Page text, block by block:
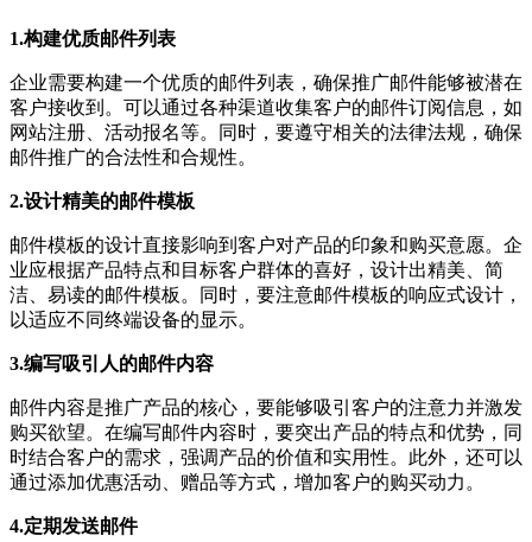
1.构建优质邮件列表
企业需要构建一个优质的邮件列表，确保推广邮件能够被潜在
客户接收到。可以通过各种渠道收集客户的邮件订阅信息，如
网站注册、活动报名等。同时，要遵守相关的法律法规，确保
邮件推广的合法性和合规性。
2.设计精美的邮件模板
邮件模板的设计直接影响到客户对产品的印象和购买意愿。企
业应根据产品特点和目标客户群体的喜好，设计出精美、简
洁、易读的邮件模板。同时，要注意邮件模板的响应式设计，
以适应不同终端设备的显示。
3.编写吸引人的邮件内容
邮件内容是推广产品的核心，要能够吸引客户的注意力并激发
购买欲望。在编写邮件内容时，要突出产品的特点和优势，同
时结合客户的需求，强调产品的价值和实用性。此外，还可以
通过添加优惠活动、赠品等方式，增加客户的购买动力。
4.定期发送邮件